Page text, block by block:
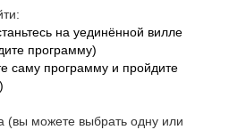
на уединённой вилле
программу)
саму программу и пройдите
(вы можете выбрать одну или